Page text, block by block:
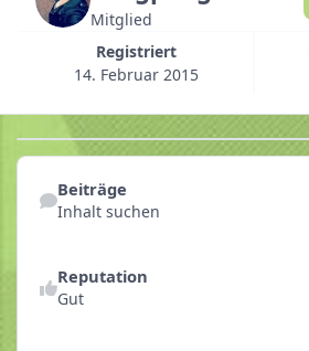
Mitglied
Registriert
14. Februar 2015
Inhalt suchen
Beiträge
Inhalt suchen
Reputation
Gut